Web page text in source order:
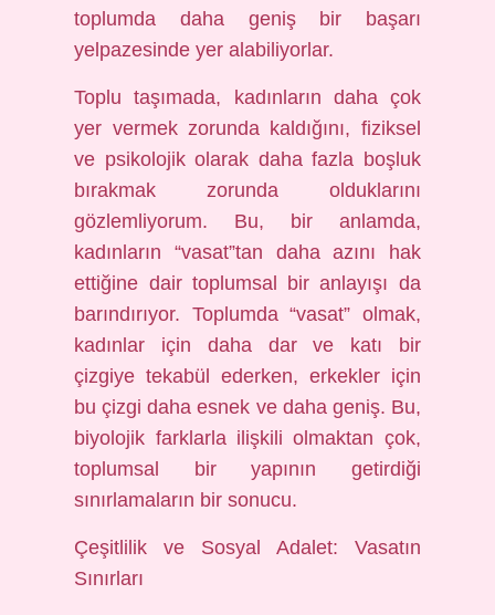
toplumda daha geniş bir başarı
yelpazesinde yer alabiliyorlar.
Toplu taşımada, kadınların daha çok
yer vermek zorunda kaldığını, fiziksel
ve psikolojik olarak daha fazla boşluk
bırakmak zorunda olduklarını
gözlemliyorum. Bu, bir anlamda,
kadınların “vasat”tan daha azını hak
ettiğine dair toplumsal bir anlayışı da
barındırıyor. Toplumda “vasat” olmak,
kadınlar için daha dar ve katı bir
çizgiye tekabül ederken, erkekler için
bu çizgi daha esnek ve daha geniş. Bu,
biyolojik farklarla ilişkili olmaktan çok,
toplumsal bir yapının getirdiği
sınırlamaların bir sonucu.
Çeşitlilik ve Sosyal Adalet: Vasatın
Sınırları